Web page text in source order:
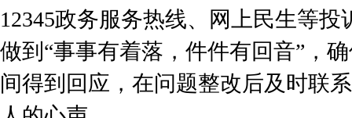
12345政务服务热线、网上民生等
做到“事事有着落，件件有回音”，
间得到回应，在问题整改后及时联